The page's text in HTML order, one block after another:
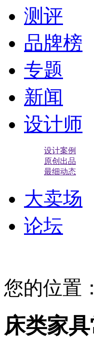
测评
品牌榜
专题
新闻
设计师
设计案例
原创出品
最细动态
大卖场
论坛
您的位置：
床类家